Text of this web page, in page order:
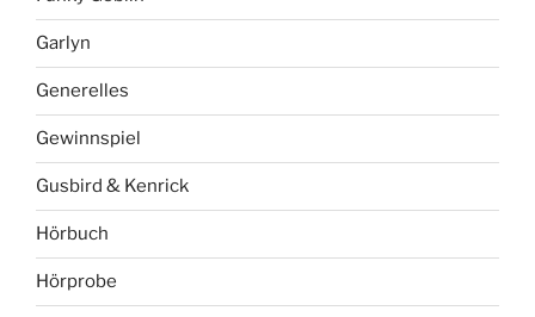
Garlyn
Generelles
Gewinnspiel
Gusbird & Kenrick
Hörbuch
Hörprobe